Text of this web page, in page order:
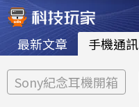
最新文章 手機通訊
Sony紀念耳機開箱